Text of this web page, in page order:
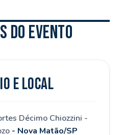
do Evento
e Local
Décimo Chiozzini -
- Nova Matão/SP